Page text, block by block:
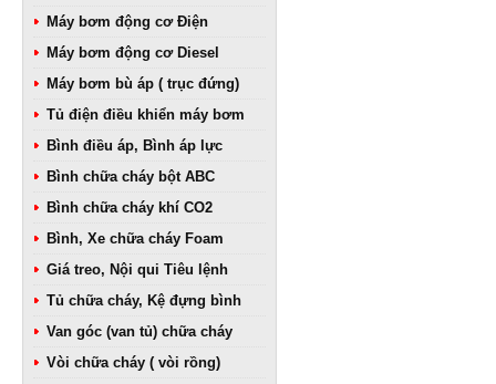
Máy bơm động cơ Điện
Máy bơm động cơ Diesel
Máy bơm bù áp ( trục đứng)
Tủ điện điều khiển máy bơm
Bình điều áp, Bình áp lực
Bình chữa cháy bột ABC
Bình chữa cháy khí CO2
Bình, Xe chữa cháy Foam
Giá treo, Nội qui Tiêu lệnh
Tủ chữa cháy, Kệ đựng bình
Van góc (van tủ) chữa cháy
Vòi chữa cháy ( vòi rồng)